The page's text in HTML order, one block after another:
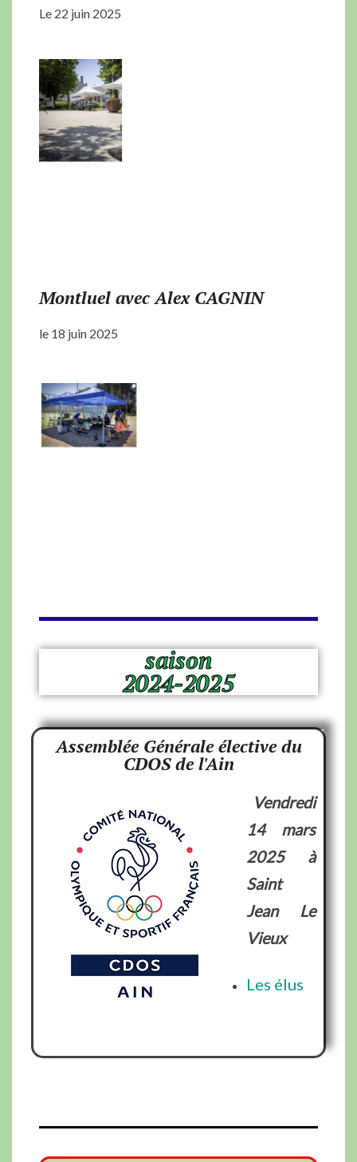
Le 22 juin 2025
Montluel avec Alex CAGNIN
le 18 juin 2025
saison
2024-2025
Assemblée Générale élective du
CDOS de l'Ain
Vendredi
14 mars
2025 à
Saint
Jean Le
Vieux
Les élus